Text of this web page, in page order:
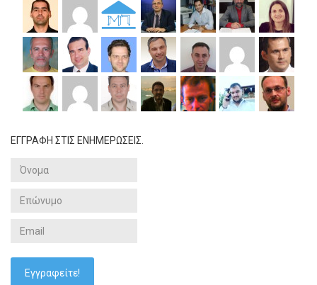
ΕΓΓΡΑΦΗ ΣΤΙΣ ΕΝΗΜΕΡΩΣΕΙΣ.